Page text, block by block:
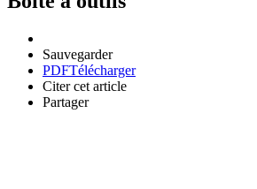
Sauvegarder
PDFTélécharger
Citer cet article
Partager